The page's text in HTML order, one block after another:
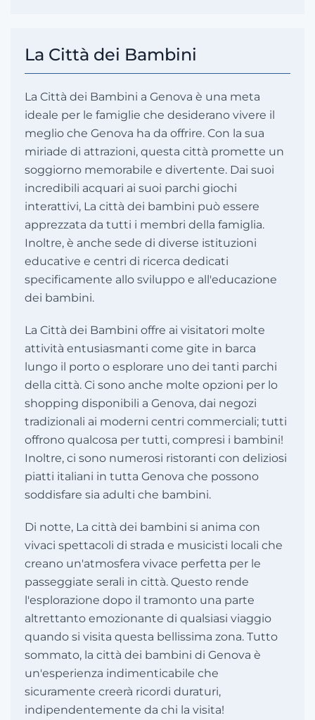
La Città dei Bambini
La Città dei Bambini a Genova è una meta
ideale per le famiglie che desiderano vivere il
meglio che Genova ha da offrire. Con la sua
miriade di attrazioni, questa città promette un
soggiorno memorabile e divertente. Dai suoi
incredibili acquari ai suoi parchi giochi
interattivi, La città dei bambini può essere
apprezzata da tutti i membri della famiglia.
Inoltre, è anche sede di diverse istituzioni
educative e centri di ricerca dedicati
specificamente allo sviluppo e all'educazione
dei bambini.
La Città dei Bambini offre ai visitatori molte
attività entusiasmanti come gite in barca
lungo il porto o esplorare uno dei tanti parchi
della città. Ci sono anche molte opzioni per lo
shopping disponibili a Genova, dai negozi
tradizionali ai moderni centri commerciali; tutti
offrono qualcosa per tutti, compresi i bambini!
Inoltre, ci sono numerosi ristoranti con deliziosi
piatti italiani in tutta Genova che possono
soddisfare sia adulti che bambini.
Di notte, La città dei bambini si anima con
vivaci spettacoli di strada e musicisti locali che
creano un'atmosfera vivace perfetta per le
passeggiate serali in città. Questo rende
l'esplorazione dopo il tramonto una parte
altrettanto emozionante di qualsiasi viaggio
quando si visita questa bellissima zona. Tutto
sommato, la città dei bambini di Genova è
un'esperienza indimenticabile che
sicuramente creerà ricordi duraturi,
indipendentemente da chi la visita!